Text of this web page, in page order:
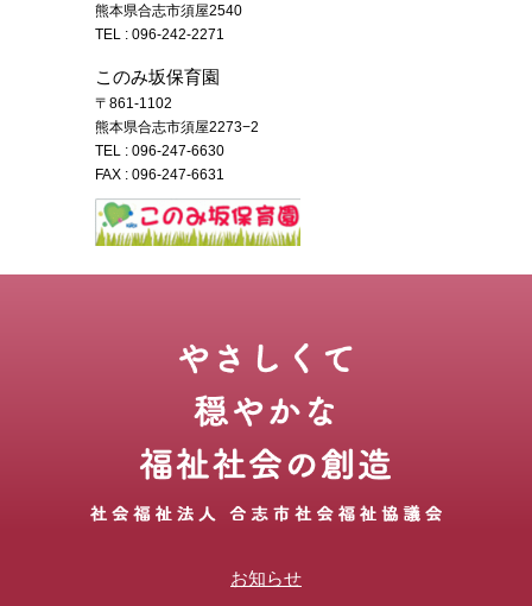
熊本県合志市須屋2540
TEL : 096-242-2271
このみ坂保育園
〒861-1102
熊本県合志市須屋2273−2
TEL : 096-247-6630
FAX : 096-247-6631
お知らせ